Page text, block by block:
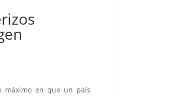
máximo en que un país